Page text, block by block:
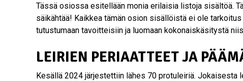
Tässä osiossa esitellään monia erilaisia listoja sisältöä.
säikähtää! Kaikkea tämän osion sisällöistä ei ole
tutustumaan tavoitteisiin ja luomaan kokonaiskäsitystä
LEIRIEN PERIAATTEET JA
Kesällä 2024 järjestettiin lähes 70 protuleiriä. Jokaisesta